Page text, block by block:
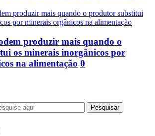
produzir mais quando o
os minerais inorgânicos por
na alimentação 0